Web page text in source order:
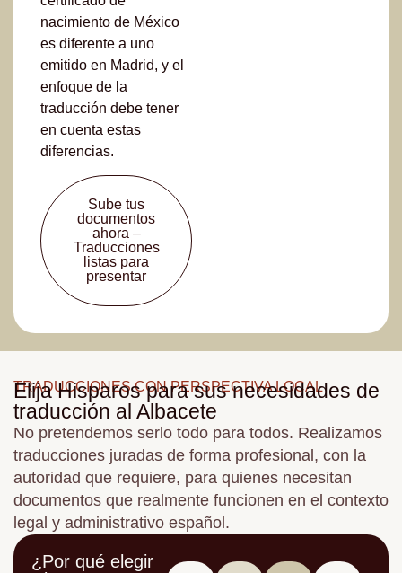
nacimiento de México
es diferente a uno
emitido en Madrid, y el
enfoque de la
traducción debe tener
en cuenta estas
diferencias.
Sube tus
documentos
ahora –
Traducciones
listas para
presentar
TRADUCCIONES CON PERSPECTIVA LOCAL
Elija Hisparos para sus necesidades de
traducción al Albacete
No pretendemos serlo todo para todos. Realizamos
traducciones juradas de forma profesional, con la
autoridad que requiere, para quienes necesitan
documentos que realmente funcionen en el contexto
legal y administrativo español.
¿Por qué elegir